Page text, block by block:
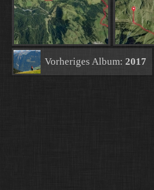
Vorheriges Album: 2017